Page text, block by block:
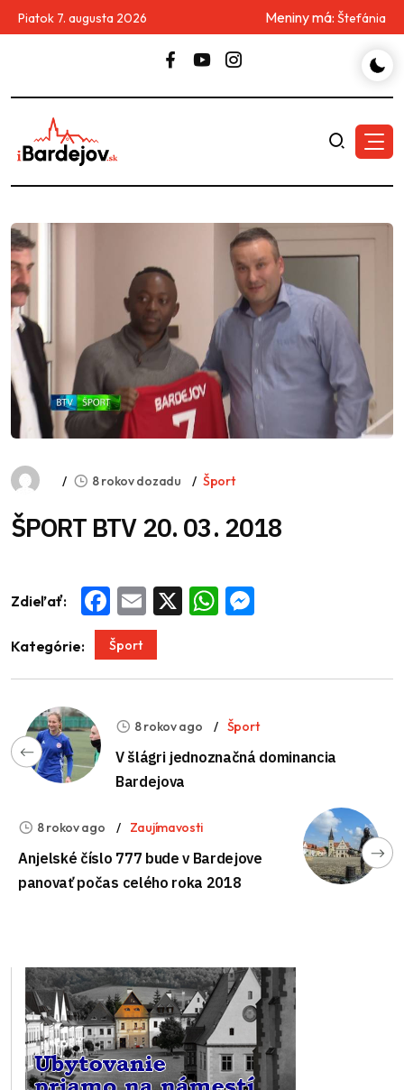
Piatok 7. augusta 2026 Meniny má: Štefánia
8 rokov dozadu Šport
ŠPORT BTV 20. 03. 2018
Zdieľať: Facebook
Email WhatsApp
Kategórie: Šport
8 rokov ago Šport
V šlágri jednoznačná dominancia
Bardejova
8 rokov ago Zaujímavosti
Anjelské číslo 777 bude v Bardejove
panovať počas celého roka 2018